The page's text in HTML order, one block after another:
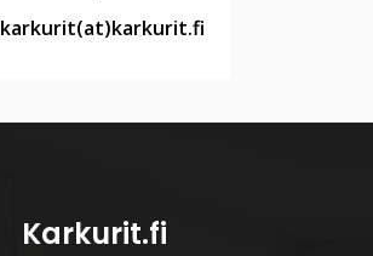
karkurit(at)karkurit.fi
Karkurit.fi